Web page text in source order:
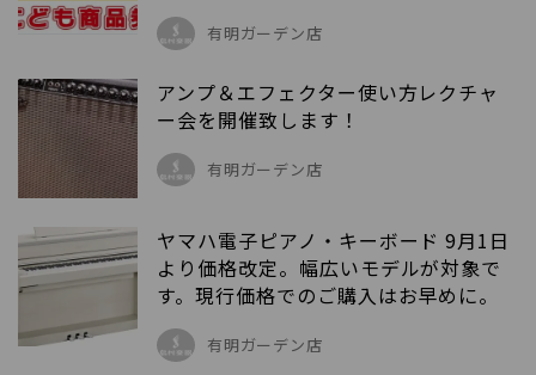
有明ガーデン店
アンプ＆エフェクター使い方レクチャ
ー会を開催致します！
有明ガーデン店
ヤマハ電子ピアノ・キーボード 9月1日
より価格改定。幅広いモデルが対象で
す。現行価格でのご購入はお早めに。
有明ガーデン店